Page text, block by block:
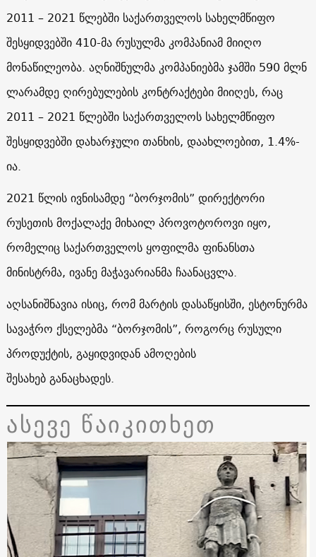
2011 – 2021 წლებში საქართველოს სახელმწიფო
შესყიდვებში 410-მა რუსულმა კომპანიამ მიიღო
მონაწილეობა. აღნიშნულმა კომპანიებმა ჯამში 590 მლნ
ლარამდე ღირებულების კონტრაქტები მიიღეს, რაც
2011 – 2021 წლებში საქართველოს სახელმწიფო
შესყიდვებში დახარჯული თანხის, დაახლოებით, 1.4%-
ია.
2021 წლის ივნისამდე “ბორჯომის” დირექტორი
რუსეთის მოქალაქე მიხაილ პროვოტოროვი იყო,
რომელიც საქართველოს ყოფილმა ფინანსთა
მინისტრმა, ივანე მაჭავარიანმა ჩაანაცვლა.
აღსანიშნავია ისიც, რომ მარტის დასაწყისში, ესტონურმა
სავაჭრო ქსელებმა “ბორჯომის”, როგორც რუსული
პროდუქტის, გაყიდვიდან ამოღების
შესახებ განაცხადეს.
ასევე წაიკითხეთ